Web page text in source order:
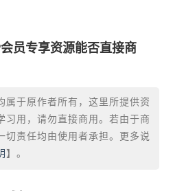
员专享资源能否直接商
属于原作者所有，这里所提供资
习用，请勿直接商用。若由于商
切责任均由使用者承担。更多说
】。